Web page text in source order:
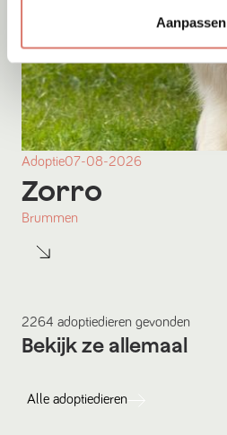
Aanpassen
Adoptie07-08-2026
Zorro
Brummen
2264 adoptiedieren gevonden
Bekijk ze allemaal
Alle adoptiedieren